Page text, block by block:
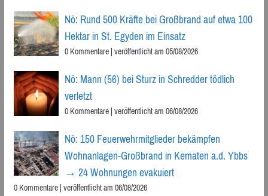
Nö: Rund 500 Kräfte bei Großbrand auf etwa 100
Hektar in St. Egyden im Einsatz
0 Kommentare|veröffentlicht am 05/08/2026
Nö: Mann (56) bei Sturz in Schredder tödlich
verletzt
0 Kommentare|veröffentlicht am 06/08/2026
Nö: 150 Feuerwehrmitglieder bekämpfen
Wohnanlagen-Großbrand in Kematen a.d. Ybbs
→ 24 Wohnungen evakuiert
0 Kommentare|veröffentlicht am 06/08/2026